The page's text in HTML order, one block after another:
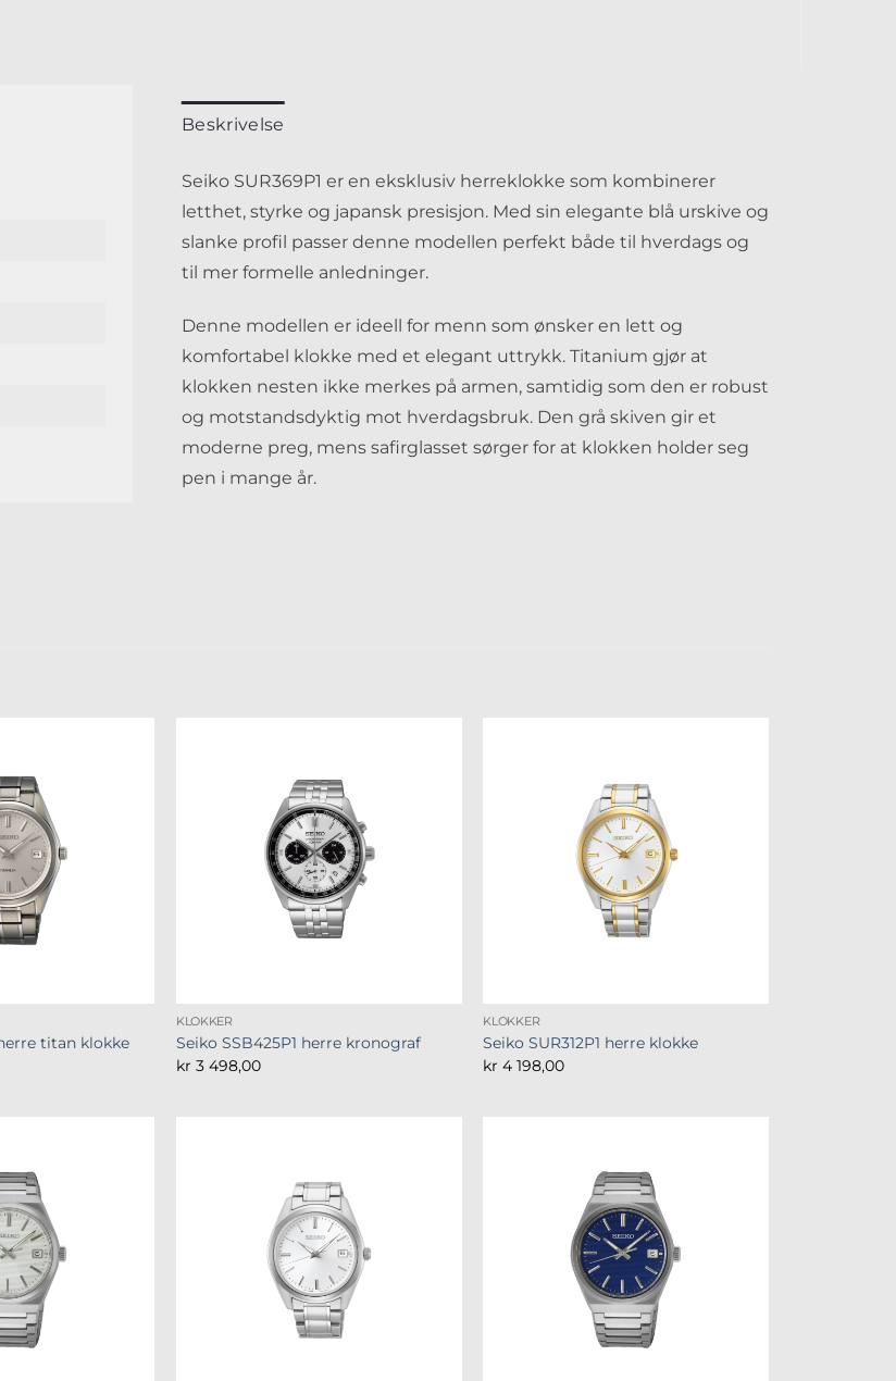
Beskrivelse
Seiko SUR369P1 er en eksklusiv herreklokke som kombinerer
letthet, styrke og japansk presisjon. Med sin elegante blå urskive og
slanke profil passer denne modellen perfekt både til hverdags og
til mer formelle anledninger.
Denne modellen er ideell for menn som ønsker en lett og
komfortabel klokke med et elegant uttrykk. Titanium gjør at
klokken nesten ikke merkes på armen, samtidig som den er robust
og motstandsdyktig mot hverdagsbruk. Den grå skiven gir et
moderne preg, mens safirglasset sørger for at klokken holder seg
pen i mange år.
titan klokke
KLOKKER
Seiko SSB425P1 herre kronograf
kr 3 498,00
KLOKKER
Seiko SUR312P1 herre klokke
kr 4 198,00